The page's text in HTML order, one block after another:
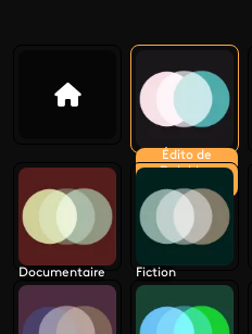
Édito de
Delphine
Ernotte Cunci
Documentaire Fiction